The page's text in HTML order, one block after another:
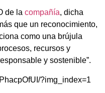
de la compañía, dicha
que un reconocimiento,
como una brújula
recursos y
y sostenible”.
?img_index=1